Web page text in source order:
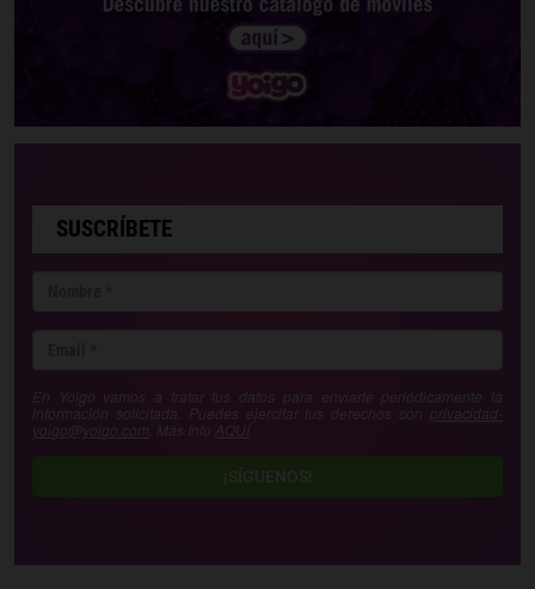
SUSCRÍBETE
En Yoigo vamos a tratar tus datos para enviarte periódicamente la
información solicitada. Puedes ejercitar tus derechos con privacidad-
yoigo@yoigo.com . Más Info AQUÍ
¡SÍGUENOS!